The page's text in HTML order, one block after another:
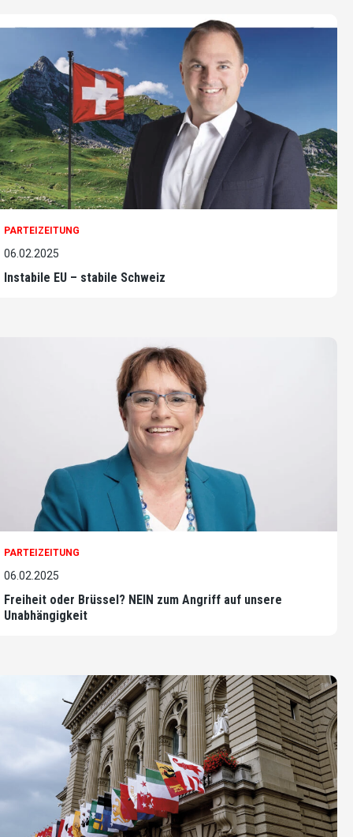
PARTEIZEITUNG
06.02.2025
Instabile EU – stabile Schweiz
PARTEIZEITUNG
06.02.2025
Freiheit oder Brüssel? NEIN zum Angriff auf unsere
Unabhängigkeit